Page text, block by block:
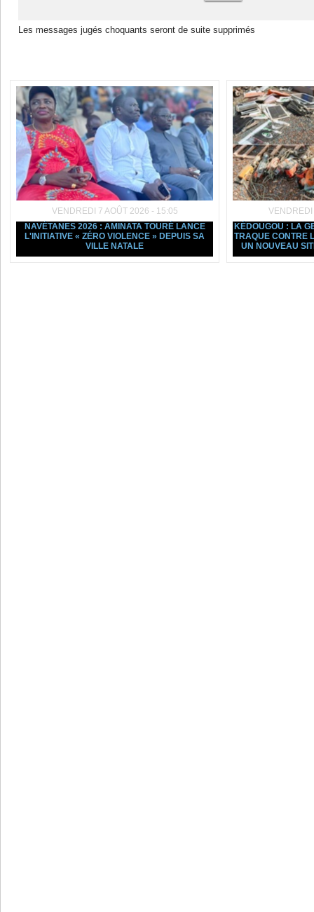
Les messages jugés choquants seront de suite supprimés
VENDREDI 7 AOÛT 2026 - 15:05
NAVÉTANES 2026 : AMINATA TOURÉ LANCE
L'INITIATIVE « ZÉRO VIOLENCE » DEPUIS SA
VILLE NATALE
KÉDOUGOU : LA
TRAQUE CONTRE
UN NOUVEAU